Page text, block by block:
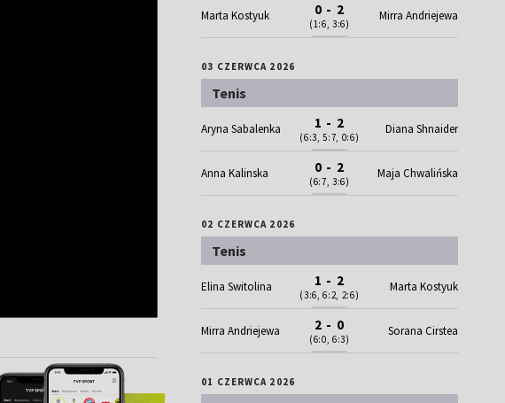
Marta Kostyuk 0 - 2
(1:6, 3:6)
Mirra Andriejewa
03 CZERWCA 2026
Tenis
Aryna Sabalenka 1 - 2
(6:3, 5:7, 0:6)
Diana Shnaider
Anna Kalinska 0 - 2
(6:7, 3:6)
Maja Chwalińska
02 CZERWCA 2026
Tenis
Elina Switolina 1 - 2
(3:6, 6:2, 2:6)
Marta Kostyuk
Mirra Andriejewa 2 - 0
(6:0, 6:3)
Sorana Cirstea
01 CZERWCA 2026